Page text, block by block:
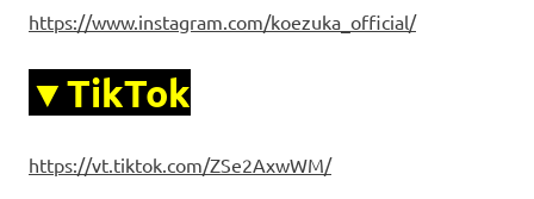
https://www.instagram.com/koezuka_official/
▼TikTok
https://vt.tiktok.com/ZSe2AxwWM/